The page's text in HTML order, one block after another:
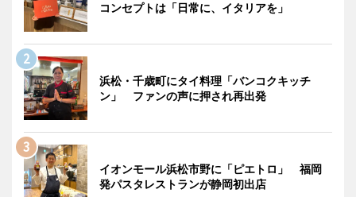
コンセプトは「日常に、イタリアを」
浜松・千歳町にタイ料理「バンコクキッチ
ン」 ファンの声に押され再出発
イオンモール浜松市野に「ピエトロ」 福岡
発パスタレストランが静岡初出店